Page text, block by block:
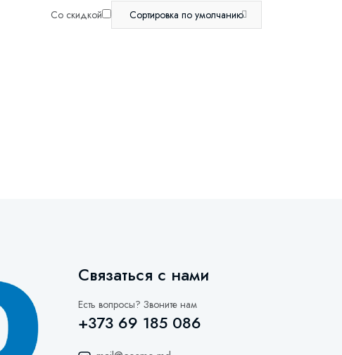
Со скидкой Сортировка по умолчанию
Связаться с нами
Есть вопросы? Звоните нам
+373 69 185 086